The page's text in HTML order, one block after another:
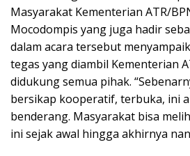
Masyarakat Kementerian ATR/
Mocodompis yang juga hadir
dalam acara tersebut
tegas yang diambil Kementerian
didukung semua pihak.
bersikap kooperatif, terbuka, ini
benderang. Masyarakat bisa
ini sejak awal hingga akhirnya